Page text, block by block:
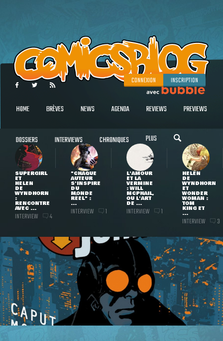
CONNEXION INSCRIPTION
HOME BRÈVES NEWS AGENDA REVIEWS PREVIEWS
DOSSIERS INTERVIEWS CHRONIQUES PLUS
SUPERGIRL
ET
HELEN
DE
WYNDHORN
:
RENCONTRE
AVEC ...
INTERVIEW 4
"CHAQUE
AUTEUR
S'INSPIRE
DU
MONDE
RÉEL" :
...
INTERVIEW 1
L'AMOUR
ET LA
VERMINE
: WILL
MCPHAIL,
OU L'ART
DE ...
INTERVIEW 1
HELEN
DE
WYNDHORN
ET
WONDER
WOMAN :
TOM
KING ET
...
INTERVIEW 3